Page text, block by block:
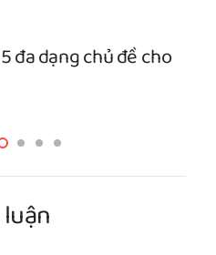
đa dạng chủ đề cho